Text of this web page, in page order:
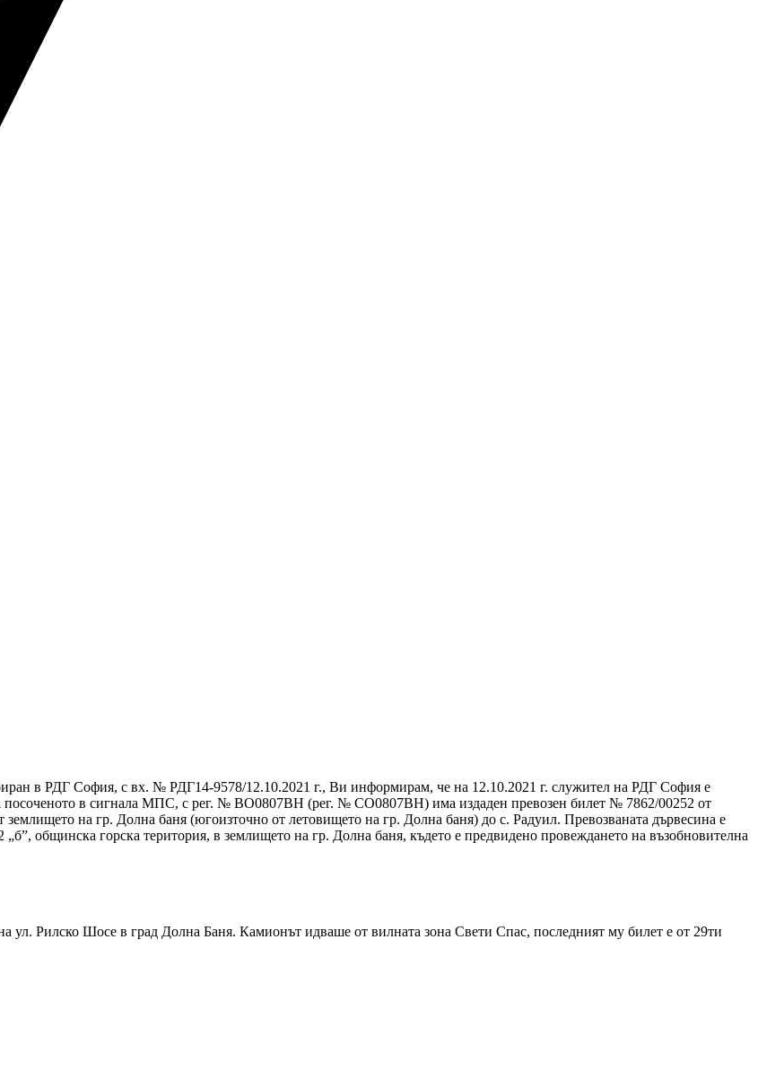
в РДГ София, с вх. № РДГ14-9578/12.10.2021 г., Ви информирам, че на 12.10.2021 г. служител на РДГ София е
посоченото в сигнала МПС, с рег. № ВО0807ВН (рег. № СО0807ВН) има издаден превозен билет № 7862/00252 от
землището на гр. Долна баня (югоизточно от летовището на гр. Долна баня) до с. Радуил. Превозваната дървесина е
общинска горска територия, в землището на гр. Долна баня, където е предвидено провеждането на възобновителна
ул. Рилско Шосе в град Долна Баня. Камионът идваше от вилната зона Свети Спас, последният му билет е от 29ти